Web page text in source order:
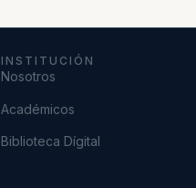
INSTITUCIÓN
Nosotros
Académicos
Biblioteca Dígital